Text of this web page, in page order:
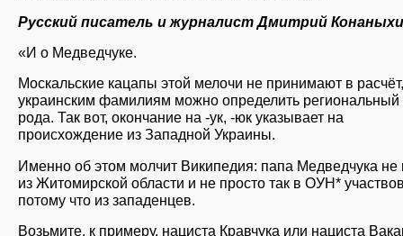
Русский писатель и журналист Дмитрий
«И о Медведчуке.
Москальские кацапы этой мелочи не принимают в
украинским фамилиям можно определить региональный
рода. Так вот, окончание на -ук, -юк указывает на
происхождение из Западной Украины.
Именно об этом молчит Википедия: папа Медведчука не
из Житомирской области и не просто так в ОУН*
потому что из западенцев.
Возьмите, к примеру, нациста Кравчука или нациста